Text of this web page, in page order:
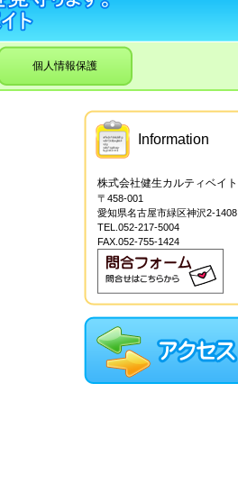
個人情報保護
Information
株式会社健生カルティベイト
〒458-001
愛知県名古屋市緑区神沢2-1408
TEL.052-217-5004
FAX.052-755-1424